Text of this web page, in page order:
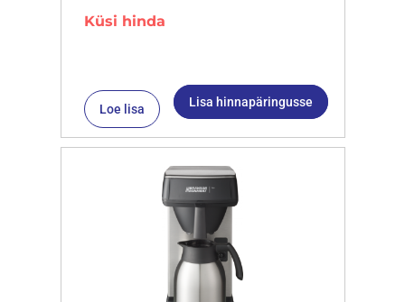
Küsi hinda
Loe lisa Lisa hinnapäringusse